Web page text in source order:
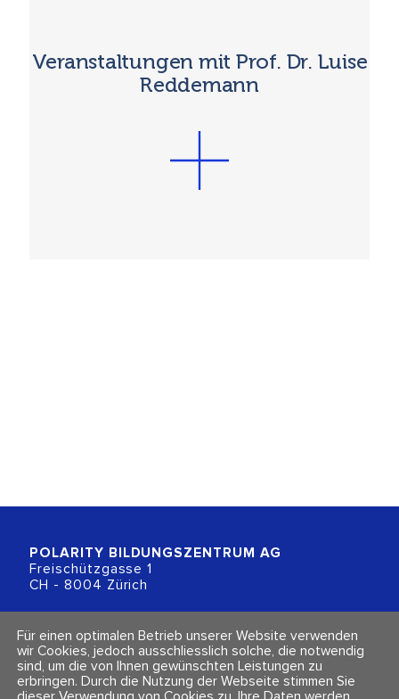
Veranstaltungen mit Prof. Dr. Luise
Reddemann
POLARITY BILDUNGSZENTRUM AG
Freischützgasse 1
CH - 8004 Zürich
+41 (0)44 218 80 80
info@polarity.ch
Kontakt & Info Folge uns
Für einen optimalen Betrieb unserer Website verwenden
wir Cookies, jedoch ausschliesslich solche, die notwendig
sind, um die von Ihnen gewünschten Leistungen zu
erbringen. Durch die Nutzung der Webseite stimmen Sie
dieser Verwendung von Cookies zu. Ihre Daten werden